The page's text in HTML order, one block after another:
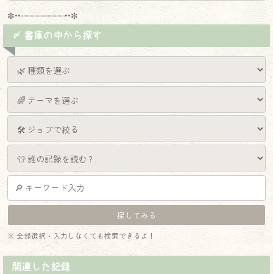
✼••┈┈┈┈┈┈┈┈┈••✼
〆 書庫の中から探す
※ 全部選択・入力しなくても検索できるよ！
関連した記録